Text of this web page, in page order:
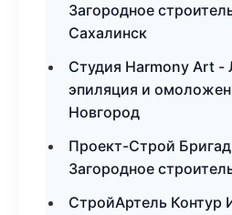
Загородное
Сахалинск
Студия Harmony Art -
эпиляция и
Новгород
Проект-Строй
Загородное
СтройАртель Контур